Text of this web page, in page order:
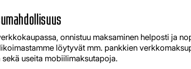
onnistuu maksaminen helposti ja
löytyvät mm. pankkien
useita mobiilimaksutapoja.